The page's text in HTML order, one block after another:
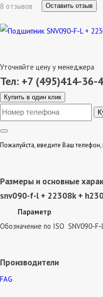
8 отзывов Оставить отзыв
Уточняйте цену у менеджера
Тел: +7 (495)414-36-
Купить в один клик
Пожалуйста, введите Ваш
Размеры и основные
snv090-f-l + 22308k +
Параметр
Обозначение по ISO SNV090-
Производители
FAG